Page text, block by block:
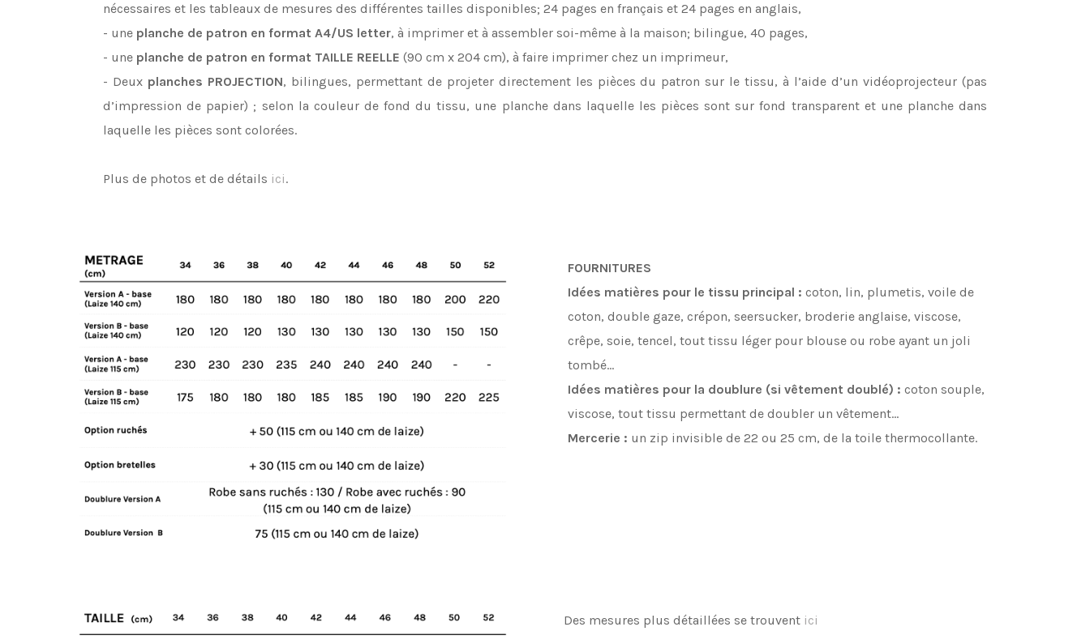
nécessaires et les tableaux de mesures des différentes tailles disponibles; 24 pages en français et 24 pages en anglais,
- une planche de patron en format A4/US letter, à imprimer et à assembler soi-même à la maison; bilingue, 40 pages,
- une planche de patron en format TAILLE REELLE (90 cm x 204 cm), à faire imprimer chez un imprimeur,
- Deux planches PROJECTION, bilingues, permettant de projeter directement les pièces du patron sur le tissu, à l’aide d’un vidéoprojecteur (pas
d’impression de papier) ; selon la couleur de fond du tissu, une planche dans laquelle les pièces sont sur fond transparent et une planche dans
laquelle les pièces sont colorées.
Plus de photos et de détails ici.
FOURNITURES
Idées matières pour le tissu principal : coton, lin, plumetis, voile de
coton, double gaze, crépon, seersucker, broderie anglaise, viscose,
crêpe, soie, tencel, tout tissu léger pour blouse ou robe ayant un joli
tombé…
Idées matières pour la doublure (si vêtement doublé) : coton souple,
viscose, tout tissu permettant de doubler un vêtement…
Mercerie : un zip invisible de 22 ou 25 cm, de la toile thermocollante.
Des mesures plus détaillées se trouvent ici